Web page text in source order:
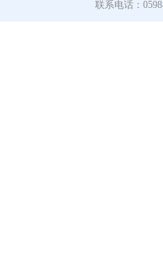
联系电话：